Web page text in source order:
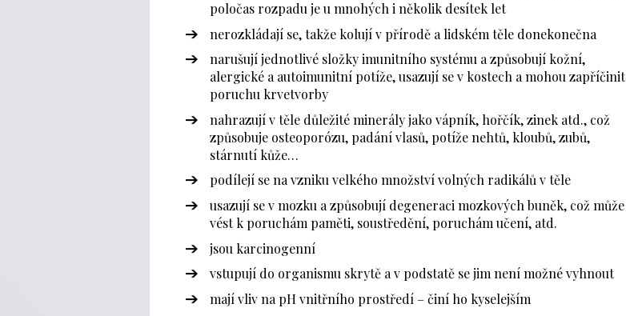
poločas rozpadu je u mnohých i několik desítek let
nerozkládají se, takže kolují v přírodě a lidském těle donekonečna
narušují jednotlivé složky imunitního systému a způsobují kožní,
alergické a autoimunitní potíže, usazují se v kostech a mohou zapříčinit
poruchu krvetvorby
nahrazují v těle důležité minerály jako vápník, hořčík, zinek atd., což
způsobuje osteoporózu, padání vlasů, potíže nehtů, kloubů, zubů,
stárnutí kůže…
podílejí se na vzniku velkého množství volných radikálů v těle
usazují se v mozku a způsobují degeneraci mozkových buněk, což může
vést k poruchám paměti, soustředění, poruchám učení, atd.
jsou karcinogenní
vstupují do organismu skrytě a v podstatě se jim není možné vyhnout
mají vliv na pH vnitřního prostředí – činí ho kyselejším